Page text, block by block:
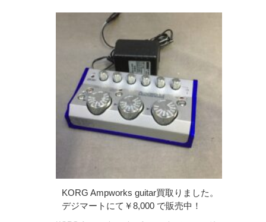
KORG Ampworks guitar買取りました。
デジマートにて￥8,000 で販売中！